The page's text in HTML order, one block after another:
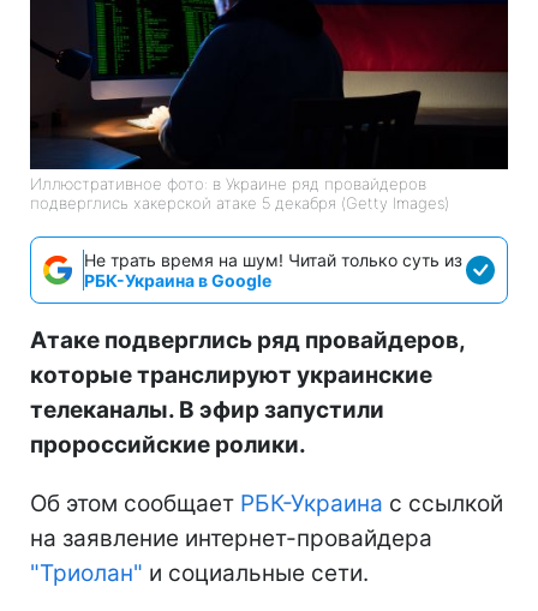
Иллюстративное фото: в Украине ряд провайдеров
подверглись хакерской атаке 5 декабря (Getty Images)
Не трать время на шум! Читай только суть из
РБК-Украина в Google
Атаке подверглись ряд провайдеров,
которые транслируют украинские
телеканалы. В эфир запустили
пророссийские ролики.
Об этом сообщает РБК-Украина с ссылкой
на заявление интернет-провайдера
"Триолан" и социальные сети.